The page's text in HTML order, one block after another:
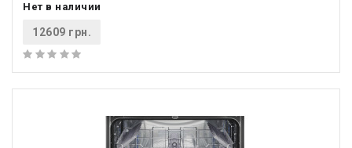
Нет в наличии
12609 грн.